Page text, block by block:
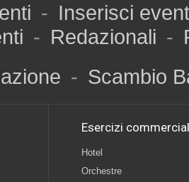
- Inserisci
- Redazionali -
- Scambio
Esercizi
Hotel
Orchestre